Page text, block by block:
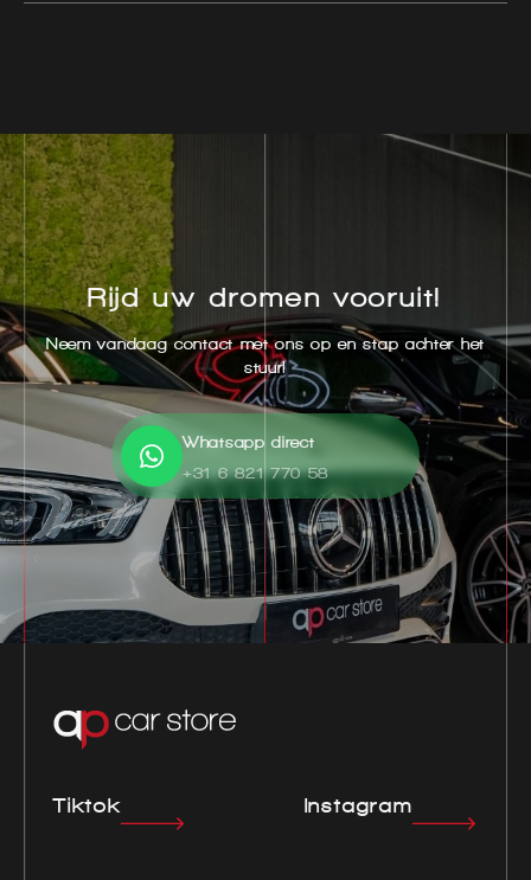
Rijd uw dromen vooruit!
Neem vandaag contact met ons op en stap achter het
stuur!
Whatsapp direct
+31 6 821 770 58
Tiktok Instagram